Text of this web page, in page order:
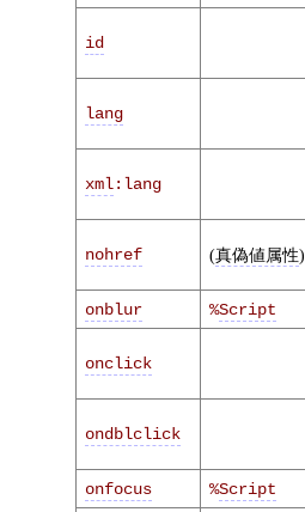
id
lang
xml:lang
nohref (真偽値属性)
onblur
%Script
onclick
ondblclick
onfocus %Script